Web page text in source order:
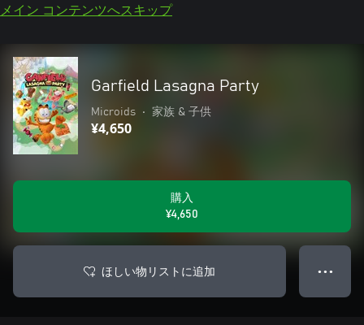
メイン コンテンツへスキップ
Garfield Lasagna Party
Microids • 家族 & 子供
¥4,650
購入
¥4,650
ほしい物リストに追加 ● ● ●